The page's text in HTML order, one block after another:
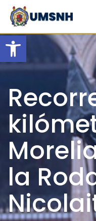
Open
Skip
content
la